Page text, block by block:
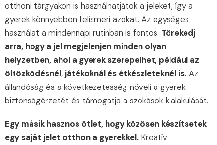
otthoni tárgyakon is használhatjátok a jeleket, így a
gyerek könnyebben felismeri azokat. Az egységes
használat a mindennapi rutinban is fontos. Törekedj
arra, hogy a jel megjelenjen minden olyan
helyzetben, ahol a gyerek szerepelhet, például az
öltözködésnél, játékoknál és étkészleteknél is. Az
állandóság és a következetesség növeli a gyerek
biztonságérzetét és támogatja a szokások kialakulását.
Egy másik hasznos ötlet, hogy közösen készítsetek
egy saját jelet otthon a gyerekkel. Kreatív